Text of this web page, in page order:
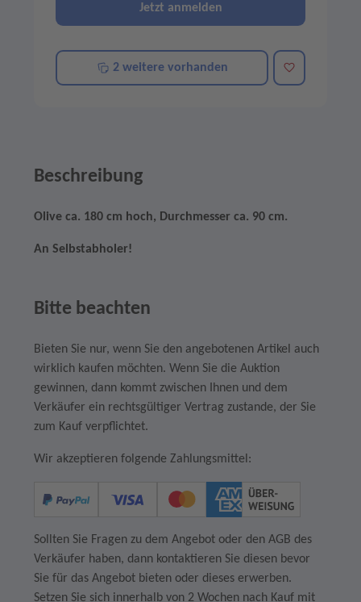
Jetzt anmelden
2 weitere vorhanden Merken
Beschreibung
Olive ca. 180 cm hoch, Durchmesser ca. 90 cm.
An Selbstabholer!
Bitte beachten
Bieten Sie nur, wenn Sie den angebotenen Artikel auch
wirklich kaufen möchten. Wenn Sie die Auktion
gewinnen, dann kommt zwischen Ihnen und dem
Verkäufer ein rechtsgültiger Vertrag zustande, der Sie
zum Kauf verpflichtet.
Wir akzeptieren folgende Zahlungsmittel:
Sollten Sie Fragen zu dem Angebot oder den AGB des
Verkäufer haben, dann kontaktieren Sie diesen bevor
Sie für das Angebot bieten oder dieses erwerben.
Setzen Sie sich innerhalb von 2 Wochen nach Kauf mit